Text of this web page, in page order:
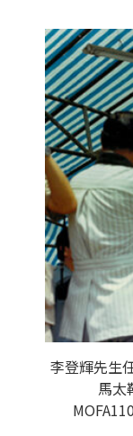
李登輝先生
馬太